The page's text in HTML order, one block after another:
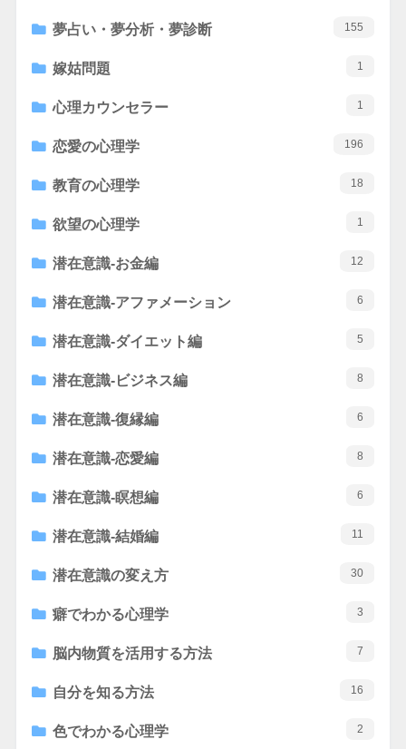
夢占い・夢分析・夢診断 155
嫁姑問題 1
心理カウンセラー 1
恋愛の心理学 196
教育の心理学 18
欲望の心理学 1
潜在意識-お金編 12
潜在意識-アファメーション 6
潜在意識-ダイエット編 5
潜在意識-ビジネス編 8
潜在意識-復縁編 6
潜在意識-恋愛編 8
潜在意識-瞑想編 6
潜在意識-結婚編 11
潜在意識の変え方 30
癖でわかる心理学 3
脳内物質を活用する方法 7
自分を知る方法 16
色でわかる心理学 2